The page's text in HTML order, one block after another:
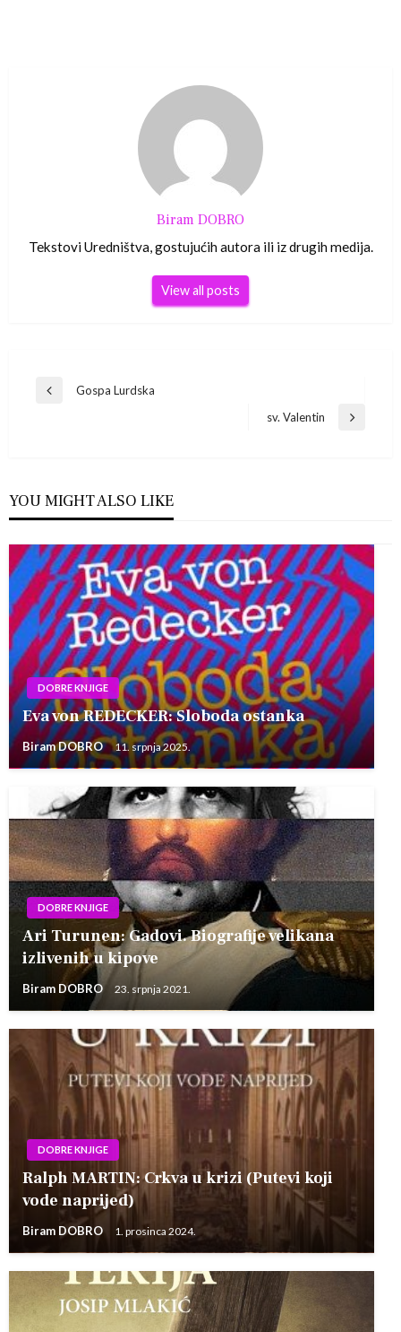
Biram DOBRO
Tekstovi Uredništva, gostujućih autora ili iz drugih medija.
View all posts
Navigacija
Previous
Gospa Lurdska
Next
sv. Valentin
YOU MIGHT ALSO LIKE
DOBRE KNJIGE
Eva von REDECKER: Sloboda ostanka
Biram DOBRO 11. srpnja 2025.
DOBRE KNJIGE
Ari Turunen: Gadovi. Biografije velikana
izlivenih u kipove
Biram DOBRO 23. srpnja 2021.
DOBRE KNJIGE
Ralph MARTIN: Crkva u krizi (Putevi koji
vode naprijed)
Biram DOBRO 1. prosinca 2024.